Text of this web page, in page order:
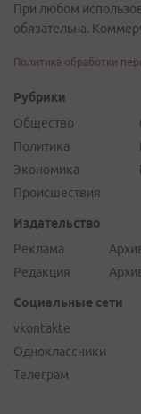
При любом
обязательна.
Политика обработки
Рубрики
Общество
Политика
Экономика
Происшествия
Издательство
Реклама
Редакция
Социальные сети
vkontakte
Одноклассники
Телеграм